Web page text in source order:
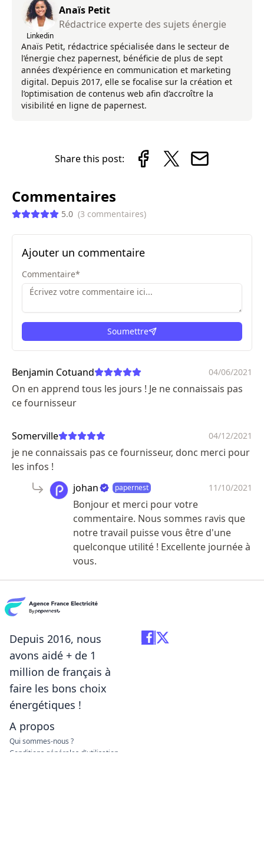
Linkedin
Anaïs Petit
Rédactrice experte des sujets énergie
Anaïs Petit, rédactrice spécialisée dans le secteur de
l’énergie chez papernest, bénéficie de plus de sept
années d’expérience en communication et marketing
digital. Depuis 2017, elle se focalise sur la création et
l’optimisation de contenus web afin d’accroître la
visibilité en ligne de papernest.
Share this post:
Commentaires
5.0 (3 commentaires)
Ajouter un commentaire
Commentaire*
Soumettre
Benjamin Cotuand 04/06/2021
On en apprend tous les jours ! Je ne connaissais pas
ce fournisseur
Somerville 04/12/2021
je ne connaissais pas ce fournisseur, donc merci pour
les infos !
johan
papernest 11/10/2021
Bonjour et merci pour votre
commentaire. Nous sommes ravis que
notre travail puisse vous être d'une
quelconque utilité ! Excellente journée à
vous.
Depuis 2016, nous
avons aidé + de 1
million de français à
faire les bons choix
énergétiques !
A propos
Qui sommes-nous ?
Conditions générales d'utilisation